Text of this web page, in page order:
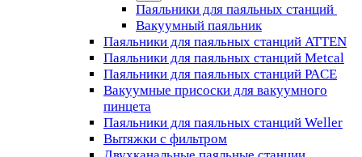
Паяльники для паяльных станций
Вакуумный паяльник
Паяльники для паяльных станций ATTEN
Паяльники для паяльных станций Metcal
Паяльники для паяльных станций PACE
Вакуумные присоски для вакуумного
пинцета
Паяльники для паяльных станций Weller
Вытяжки с фильтром